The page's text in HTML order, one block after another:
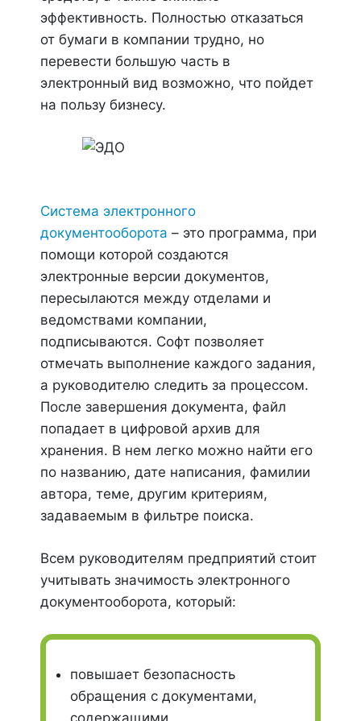
эффективность. Полностью отказаться
от бумаги в компании трудно, но
перевести большую часть в
электронный вид возможно, что пойдет
на пользу бизнесу.
Система электронного
документооборота – это программа, при
помощи которой создаются
электронные версии документов,
пересылаются между отделами и
ведомствами компании,
подписываются. Софт позволяет
отмечать выполнение каждого задания,
а руководителю следить за процессом.
После завершения документа, файл
попадает в цифровой архив для
хранения. В нем легко можно найти его
по названию, дате написания, фамилии
автора, теме, другим критериям,
задаваемым в фильтре поиска.
Всем руководителям предприятий стоит
учитывать значимость электронного
документооборота, который:
повышает безопасность
обращения с документами,
содержащими